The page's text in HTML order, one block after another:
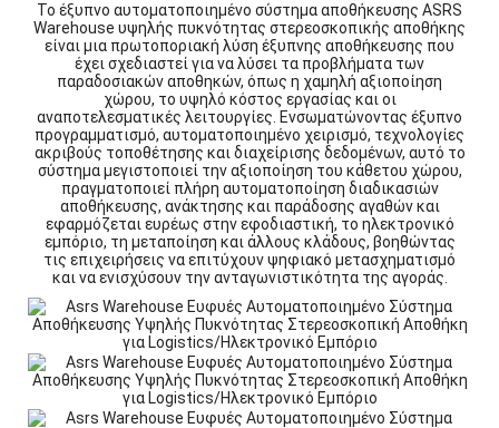
Το έξυπνο αυτοματοποιημένο σύστημα αποθήκευσης ASRS
Warehouse υψηλής πυκνότητας στερεοσκοπικής αποθήκης
είναι μια πρωτοποριακή λύση έξυπνης αποθήκευσης που
έχει σχεδιαστεί για να λύσει τα προβλήματα των
παραδοσιακών αποθηκών, όπως η χαμηλή αξιοποίηση
χώρου, το υψηλό κόστος εργασίας και οι
αναποτελεσματικές λειτουργίες. Ενσωματώνοντας έξυπνο
προγραμματισμό, αυτοματοποιημένο χειρισμό, τεχνολογίες
ακριβούς τοποθέτησης και διαχείρισης δεδομένων, αυτό το
σύστημα μεγιστοποιεί την αξιοποίηση του κάθετου χώρου,
πραγματοποιεί πλήρη αυτοματοποίηση διαδικασιών
αποθήκευσης, ανάκτησης και παράδοσης αγαθών και
εφαρμόζεται ευρέως στην εφοδιαστική, το ηλεκτρονικό
εμπόριο, τη μεταποίηση και άλλους κλάδους, βοηθώντας
τις επιχειρήσεις να επιτύχουν ψηφιακό μετασχηματισμό
και να ενισχύσουν την ανταγωνιστικότητα της αγοράς.